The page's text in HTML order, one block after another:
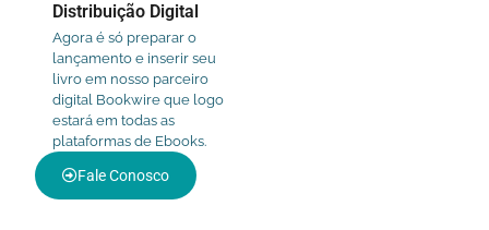
Distribuição Digital
Agora é só preparar o
lançamento e inserir seu
livro em nosso parceiro
digital Bookwire que logo
estará em todas as
plataformas de Ebooks.
Fale Conosco